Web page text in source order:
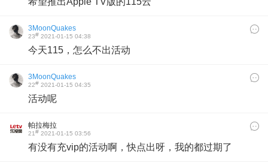
3MoonQuakes
23# 2021-01-15 04:38
今天115，怎么不出活动
3MoonQuakes
22# 2021-01-15 04:35
活动呢
帕拉梅拉
21# 2021-01-15 03:56
有没有充vip的活动啊，快点出呀，我的都过期了